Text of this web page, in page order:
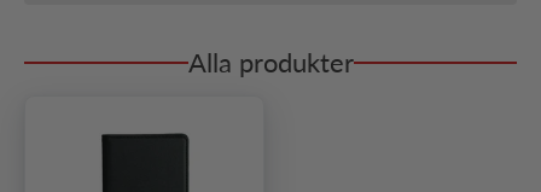
Alla produkter